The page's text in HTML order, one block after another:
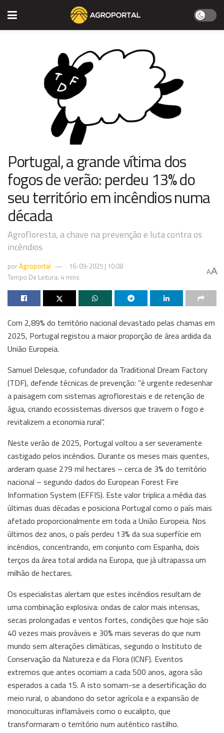
Portugal, a grande vítima dos
fogos de verão: perdeu 13% do
seu território em incêndios numa
década
Agrofloresta, a chave na prevenção e luta contra os
incêndios
porAgroportal
16-09-2025 | 10:08
Tempo De Leitura: 4 mins
AA
Com 2,89% do território nacional devastado pelas chamas em
2025, Portugal registou a maior proporção de área ardida da
União Europeia.
Samuel Delesque, cofundador da Traditional Dream Factory
(TDF), defende técnicas de prevenção: “é urgente redesenhar
a paisagem com sistemas agroflorestais e de retenção de
água, criando ecossistemas diversos que travem o fogo e
revitalizem a economia rural”.
Neste verão de 2025, Portugal voltou a ser severamente
castigado pelos incêndios. Durante os meses mais quentes,
arderam quase 279 mil hectares – cerca de 3% do território
nacional – segundo dados do European Forest Fire
Information System (EFFIS). Este valor triplica a média das
últimas duas décadas e posiciona Portugal como o país mais
afetado proporcionalmente em toda a União Europeia. Nos
últimos dez anos, o país perdeu 13% da sua superfície em
incêndios, concentrando, em conjunto com Espanha, dois
terços da área total ardida na Europa, que já ultrapassa um
milhão de hectares.
Os especialistas alertam que estes incêndios resultam de
uma combinação explosiva: ondas de calor mais intensas,
secas prolongadas e ventos fortes, condições que hoje são
40 vezes mais prováveis e 30% mais severas do que num
mundo sem alterações climáticas, segundo o Instituto de
Conservação da Natureza e da Flora (ICNF). Eventos
extremos que antes ocorriam a cada 500 anos, agora são
esperados a cada 15. A isto somam-se a desertificação do
meio rural, o abandono do setor agrícola e a expansão de
monoculturas inflamáveis como o eucalipto, que
transformaram o território num autêntico rastilho.